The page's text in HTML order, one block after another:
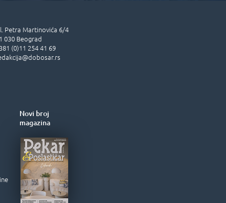
Petra Martinovića 6/4
030 Beograd
(0)11 254 41 69
Novi broj
magazina